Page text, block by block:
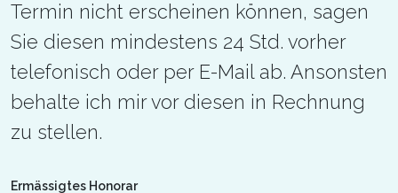
Termin nicht erscheinen können, sagen
Sie diesen mindestens 24 Std. vorher
telefonisch oder per E-Mail ab. Ansonsten
behalte ich mir vor diesen in Rechnung
zu stellen.
Ermässigtes Honorar